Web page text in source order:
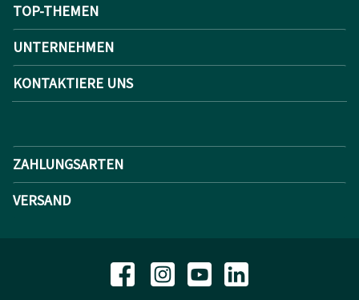
TOP-THEMEN
UNTERNEHMEN
KONTAKTIERE UNS
ZAHLUNGSARTEN
VERSAND